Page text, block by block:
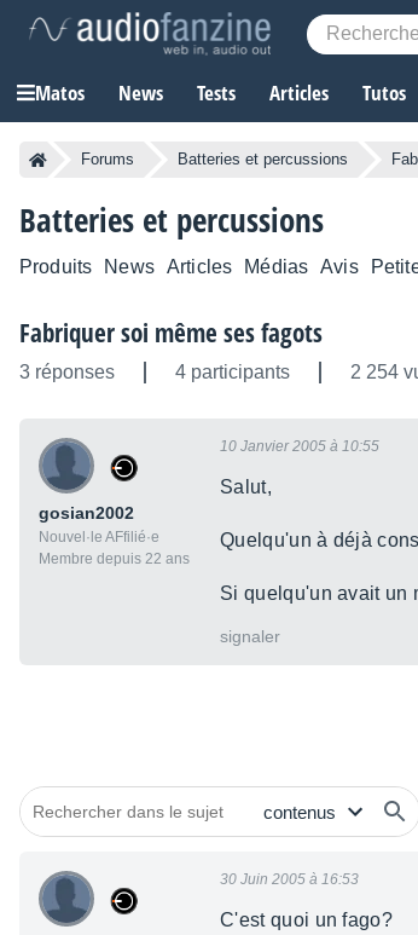
Matos News Tests Articles Tutos
Forums Batteries et percussions
Batteries et percussions
Produits News Articles Médias Avis
Fabriquer soi même ses fagots
3 réponses 4 participants 2 254
gosian2002
Nouvel·le AFfilié·e
Membre depuis 22 ans
10 Janvier 2005 à 10:55
Salut,
Quelqu'un à déjà
Si quelqu'un avait un
signaler
30 Juin 2005 à 16:53
C'est quoi un fago?